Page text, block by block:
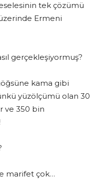
tek çözümü
Ermeni
gerçekleşiyormuş?
kama gibi
yüzölçümü olan 30
ve 350 bin
marifet çok…